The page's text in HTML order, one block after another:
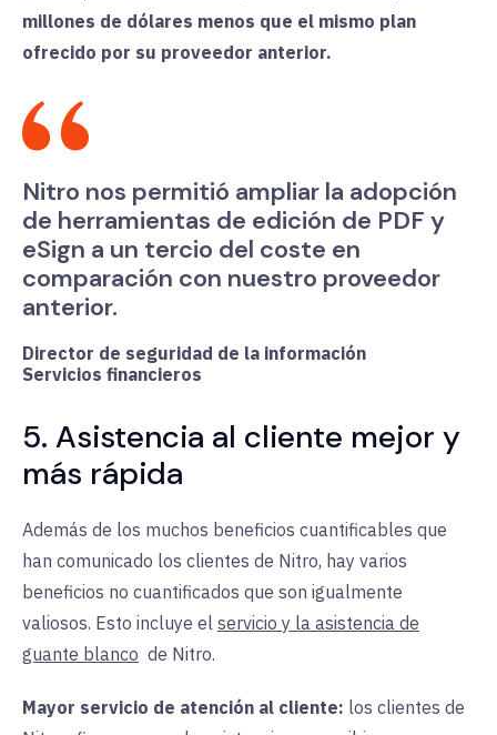
millones de dólares menos que el mismo plan
ofrecido por su proveedor anterior.
Nitro nos permitió ampliar la adopción
de herramientas de edición de PDF y
eSign a un tercio del coste en
comparación con nuestro proveedor
anterior.
Director de seguridad de la información
Servicios financieros
5. Asistencia al cliente mejor y
más rápida
Además de los muchos beneficios cuantificables que
han comunicado los clientes de Nitro, hay varios
beneficios no cuantificados que son igualmente
valiosos. Esto incluye el servicio y la asistencia de
guante blanco de Nitro.
Mayor servicio de atención al cliente: los clientes de